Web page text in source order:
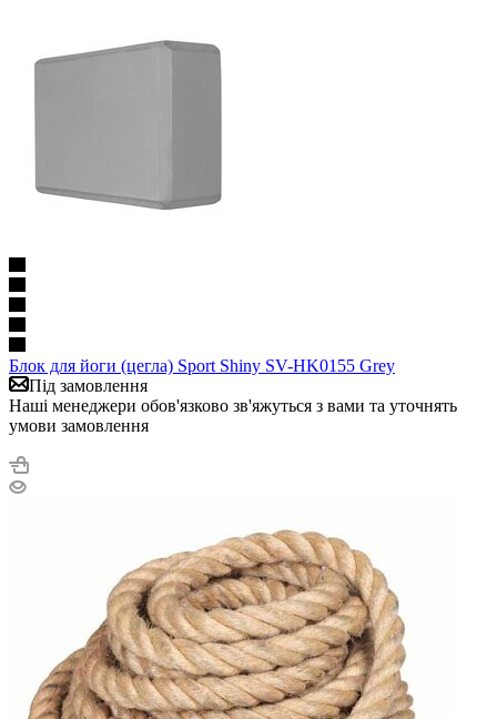
Блок для йоги (цегла) Sport Shiny SV-HK0155 Grey
Під замовлення
Наші менеджери обов'язково зв'яжуться з вами та уточнять
умови замовлення